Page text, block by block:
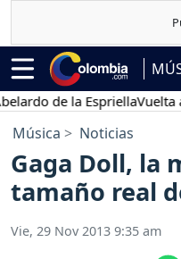
de la EspriellaVuelta a
Música Noticias
Gaga Doll, la
tamaño real
Vie, 29 Nov 2013 9:35 am